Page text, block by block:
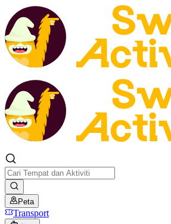
Peta
Transport